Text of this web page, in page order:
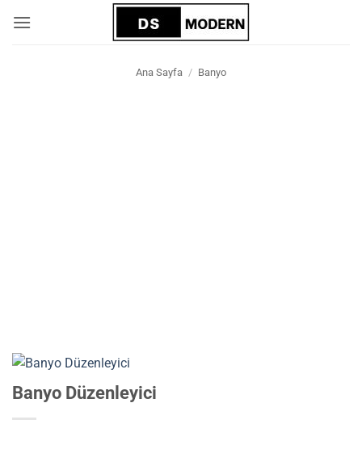
atla
Ana Sayfa / Banyo
Banyo Düzenleyici